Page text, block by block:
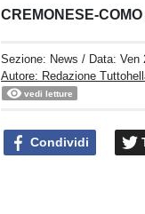
CREMONESE-COMO
Sezione: News / Data:Ven
Autore: Redazione
vedi letture
Condividi